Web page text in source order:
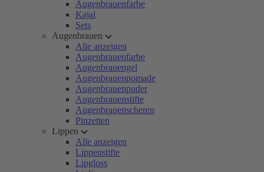
Augenbrauenfarbe
Kajal
Sets
Augenbrauen
Alle anzeigen
Augenbrauenfarbe
Augenbrauengel
Augenbrauenpomade
Augenbrauenpuder
Augenbrauenstifte
Augenbrauenscheren
Pinzetten
Lippen
Alle anzeigen
Lippenstifte
Lipgloss